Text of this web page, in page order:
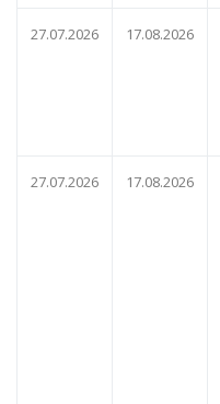
27.07.2026 17.08.2026
27.07.2026 17.08.2026